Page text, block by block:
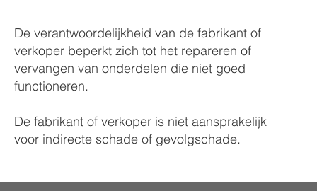
De verantwoordelijkheid van de fabrikant of
verkoper beperkt zich tot het repareren of
vervangen van onderdelen die niet goed
functioneren.​
De fabrikant of verkoper is niet aansprakelijk
voor indirecte schade of gevolgschade.